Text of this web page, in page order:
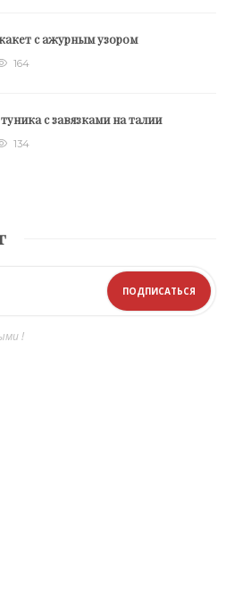
с ажурным узором
164
с завязками на талии
134
!